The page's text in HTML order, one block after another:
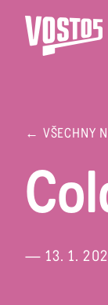
← VŠECHNY
— 13. 1.